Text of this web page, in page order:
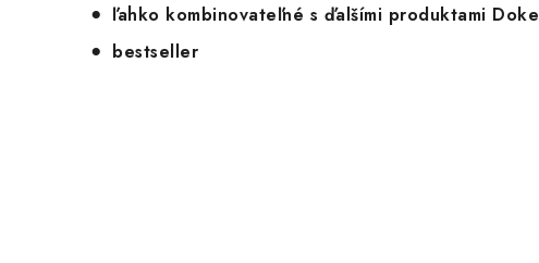
ľahko kombinovateľné s ďalšími produktami Doke
bestseller